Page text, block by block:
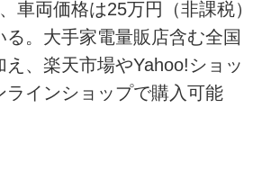
車両価格は25万円（非課税）
る。大手家電量販店含む全国
え、楽天市場やYahoo!ショッ
ラインショップで購入可能